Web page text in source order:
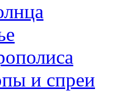
и спреи